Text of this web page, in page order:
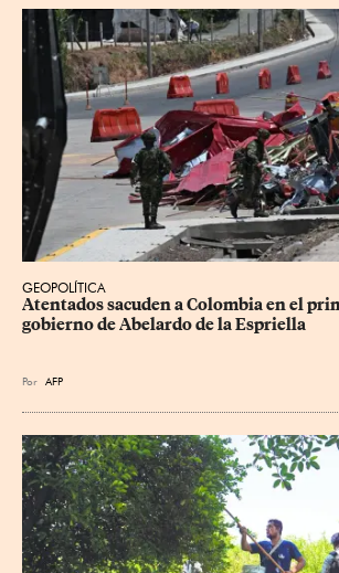
GEOPOLÍTICA
Atentados sacuden a Colombia en el
gobierno de Abelardo de la Espriella
Por AFP